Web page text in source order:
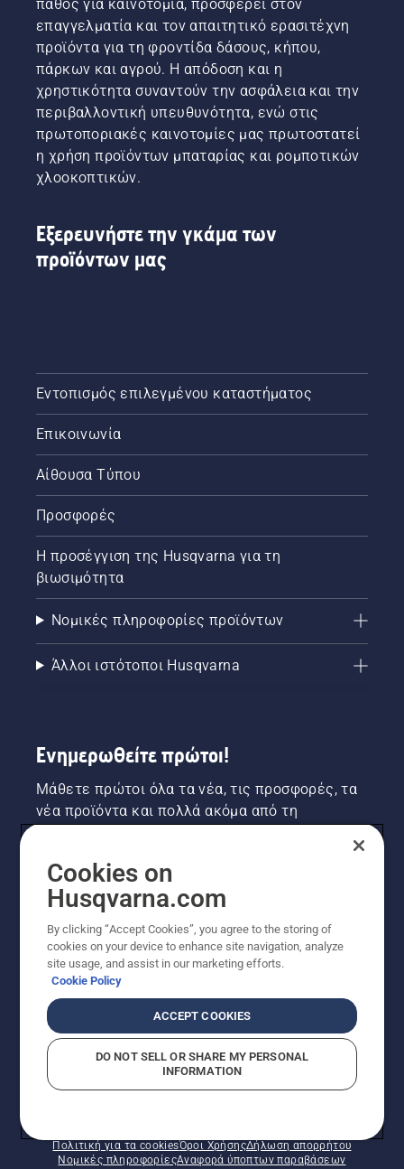
πάθος για καινοτομία, προσφέρει στον
επαγγελματία και τον απαιτητικό ερασιτέχνη
προϊόντα για τη φροντίδα δάσους, κήπου,
πάρκων και αγρού. Η απόδοση και η
χρηστικότητα συναντούν την ασφάλεια και την
περιβαλλοντική υπευθυνότητα, ενώ στις
πρωτοποριακές καινοτομίες μας πρωτοστατεί
η χρήση προϊόντων μπαταρίας και ρομποτικών
χλοοκοπτικών.
Εξερευνήστε την γκάμα των
προϊόντων μας
Εντοπισμός επιλεγμένου καταστήματος
Επικοινωνία
Αίθουσα Τύπου
Προσφορές
Η προσέγγιση της Husqvarna για τη
βιωσιμότητα
Νομικές πληροφορίες προϊόντων
Άλλοι ιστότοποι Husqvarna
Ενημερωθείτε πρώτοι!
Μάθετε πρώτοι όλα τα νέα, τις προσφορές, τα
νέα προϊόντα και πολλά ακόμα από τη
ΕΓΓΡΑΦΉ ΣΤΟ ΕΝΗΜΕΡΩΤΙΚΌ ΔΕΛΤΊΟ
© Husqvarna AB (δημοσ.) Με την επιφύλαξη παντός
Πολιτική για τα cookiesΌροι ΧρήσηςΔήλωση απορρήτου
Νομικές πληροφορίεςΑναφορά ύποπτων παραβάσεων
Cookies on
Husqvarna.com
By clicking “Accept Cookies”, you agree to the storing of
cookies on your device to enhance site navigation, analyze
site usage, and assist in our marketing efforts.
Cookie Policy
ACCEPT COOKIES
DO NOT SELL OR SHARE MY PERSONAL
INFORMATION